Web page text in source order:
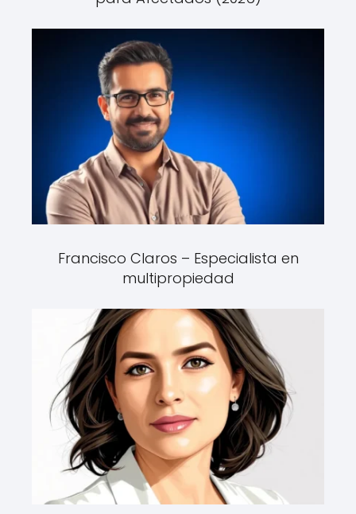
Francisco Claros – Especialista en
multipropiedad